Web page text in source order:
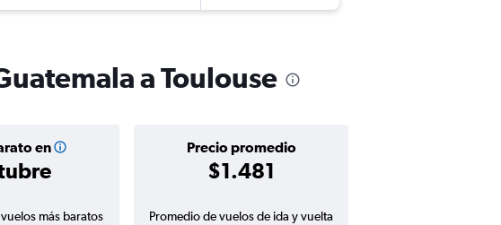
a Toulouse
en Precio promedio
$1.481
más baratos
Promedio de vuelos de ida y vuelta